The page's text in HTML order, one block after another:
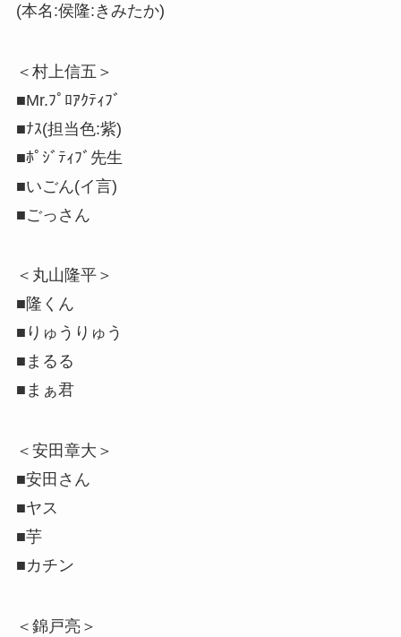
(本名:侯隆:きみたか)
＜村上信五＞
■Mr.ﾌﾟﾛｱｸﾃｨﾌﾞ
■ﾅｽ(担当色:紫)
■ﾎﾟｼﾞﾃｨﾌﾞ先生
■いごん(イ言)
■ごっさん
＜丸山隆平＞
■隆くん
■りゅうりゅう
■まるる
■まぁ君
＜安田章大＞
■安田さん
■ヤス
■芋
■カチン
＜錦戸亮＞